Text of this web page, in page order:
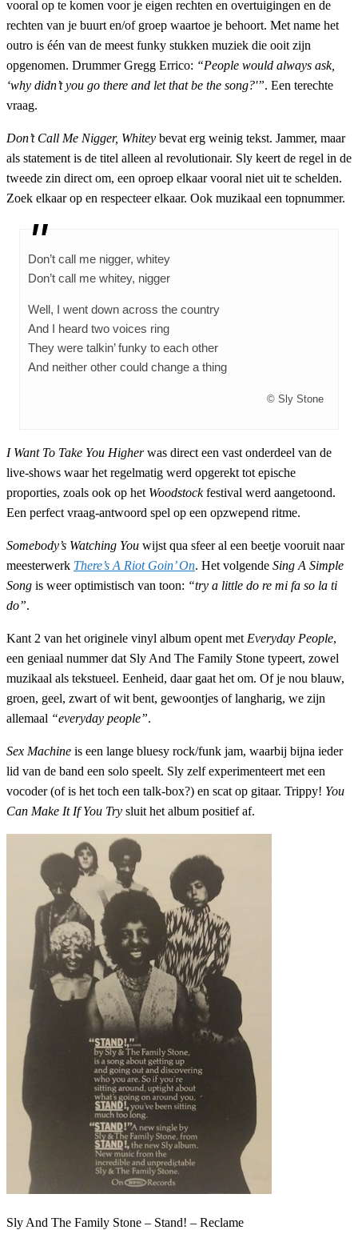
vooral op te komen voor je eigen rechten en overtuigingen en de
rechten van je buurt en/of groep waartoe je behoort. Met name het
outro is één van de meest funky stukken muziek die ooit zijn
opgenomen. Drummer Gregg Errico: “People would always ask,
‘why didn’t you go there and let that be the song?'”. Een terechte
vraag.
Don’t Call Me Nigger, Whitey bevat erg weinig tekst. Jammer, maar
als statement is de titel alleen al revolutionair. Sly keert de regel in de
tweede zin direct om, een oproep elkaar vooral niet uit te schelden.
Zoek elkaar op en respecteer elkaar. Ook muzikaal een topnummer.
Don’t call me nigger, whitey
Don’t call me whitey, nigger
Well, I went down across the country
And I heard two voices ring
They were talkin’ funky to each other
And neither other could change a thing
© Sly Stone
I Want To Take You Higherwas direct een vast onderdeel van de
live-shows waar het regelmatig werd opgerekt tot epische
proporties, zoals ook op het Woodstockfestival werd aangetoond.
Een perfect vraag-antwoord spel op een opzwepend ritme.
Somebody’s Watching You wijst qua sfeer al een beetje vooruit naar
meesterwerk There’s A Riot Goin’ On. Het volgende Sing A Simple
Song is weer optimistisch van toon: “try a little do re mi fa so la ti
do”.
Kant 2 van het originele vinyl album opent met Everyday People,
een geniaal nummer dat Sly And The Family Stone typeert, zowel
muzikaal als tekstueel. Eenheid, daar gaat het om. Of je nou blauw,
groen, geel, zwart of wit bent, gewoontjes of langharig, we zijn
allemaal “everyday people”.
Sex Machine is een lange bluesy rock/funk jam, waarbij bijna ieder
lid van de band een solo speelt. Sly zelf experimenteert met een
vocoder (of is het toch een talk-box?) en scat op gitaar. Trippy! You
Can Make It If You Try sluit het album positief af.
Sly And The Family Stone – Stand! – Reclame